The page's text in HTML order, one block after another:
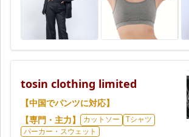
tosin clothing limited
【中国でパンツに対応】
【専門・主力】
カットソー
Tシャツ
パーカー・スウェット